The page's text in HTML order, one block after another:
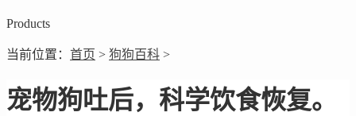
Products
当前位置： 首页 > 狗狗百科 >
宠物狗吐后，科学饮食恢复。